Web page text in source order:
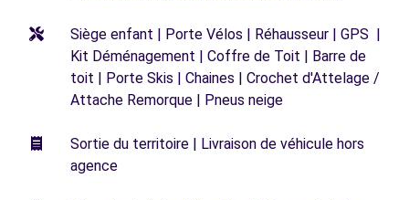
Siège enfant | Porte Vélos | Réhausseur | GPS |
Kit Déménagement | Coffre de Toit | Barre de
toit | Porte Skis | Chaines | Crochet d'Attelage /
Attache Remorque | Pneus neige
Sortie du territoire | Livraison de véhicule hors
agence